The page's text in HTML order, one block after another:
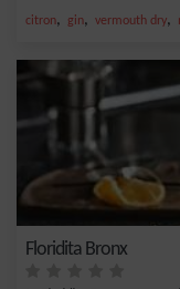
citron, gin, vermouth dry,
Floridita Bronx